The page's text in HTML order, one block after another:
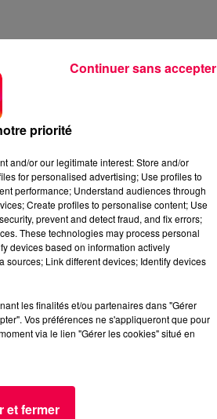
2 min 58 sec
priorité
and/or our legitimate interest: Store and/or
for personalised advertising; Use profiles to
performance; Understand audiences through
Create profiles to personalise content; Use
prevent and detect fraud, and fix errors;
These technologies may process personal
devices based on information actively
Link different devices; Identify devices
les finalités et/ou partenaires dans "Gérer
Vos préférences ne s'appliqueront que pour
via le lien "Gérer les cookies" situé en
et fermer
Continuer sans accepter